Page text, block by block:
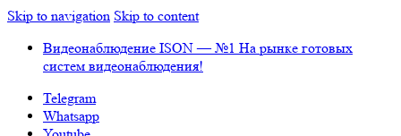
Skip to navigation Skip to content
Видеонаблюдение ISON — №1 На рынке готовых
систем видеонаблюдения!
Telegram
Whatsapp